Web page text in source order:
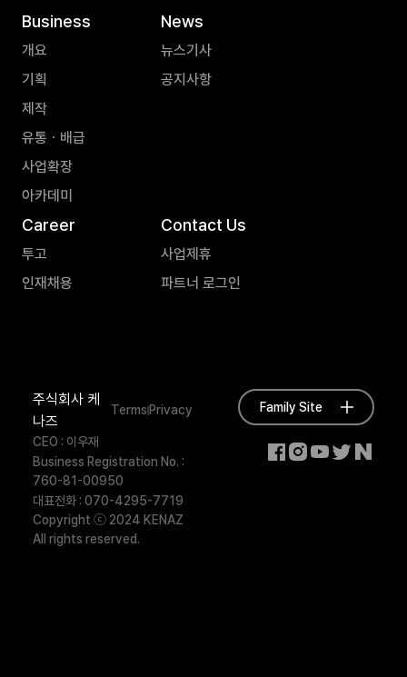
Business
개요
기획
제작
유통ㆍ배급
사업확장
아카데미
News
뉴스기사
공지사항
Career
투고
인재채용
Contact Us
사업제휴
파트너 로그인
주식회사 케
나즈
Terms Privacy
CEO : 이우재
Business Registration No. :
760-81-00950
대표전화 : 070-4295-7719
Copyright ⓒ 2024 KENAZ
All rights reserved.
Family Site